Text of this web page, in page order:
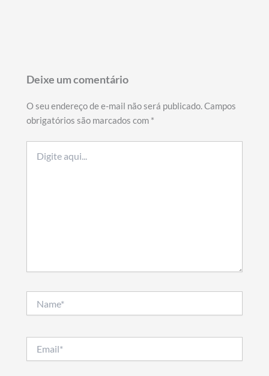
Deixe um comentário
O seu endereço de e-mail não será publicado.Campos
obrigatórios são marcados com *
aqui...